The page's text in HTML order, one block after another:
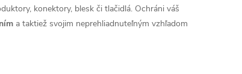
konektory, blesk či tlačidlá. Ochráni váš
a taktiež svojim neprehliadnuteľným vzhľadom